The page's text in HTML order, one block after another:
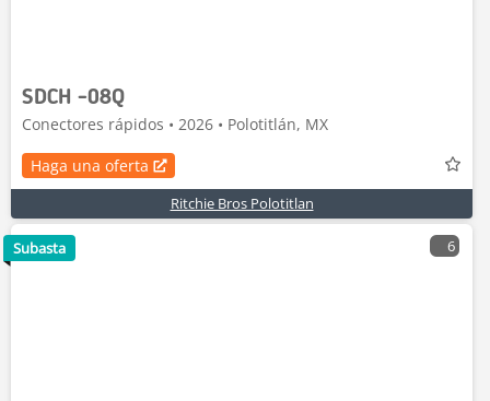
SDCH -08Q
Conectores rápidos • 2026 • Polotitlán, MX
Haga una oferta
Ritchie Bros Polotitlan
6
Subasta